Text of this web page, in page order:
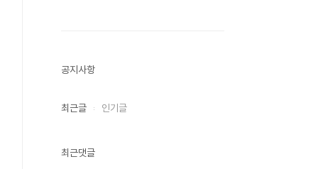
공지사항
최근글 인기글
최근댓글